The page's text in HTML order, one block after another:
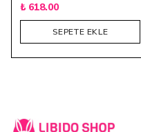
₺ 618.00
SEPETE EKLE